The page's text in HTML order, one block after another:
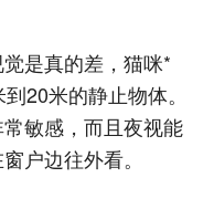
是真的差，猫咪*
20米的静止物体。
敏感，而且夜视能
户边往外看。